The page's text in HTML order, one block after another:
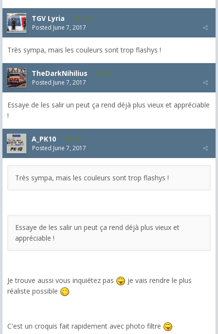
TGV Lyria 1,032
Posted June 7, 2017
Très sympa, mais les couleurs sont trop flashys !
TheDarkNihilius 354
Posted June 7, 2017
Essaye de les salir un peut ça rend déjà plus vieux et appréciable
!
A_PK10 509
Posted June 7, 2017
Très sympa, mais les couleurs sont trop flashys !
Essaye de les salir un peut ça rend déjà plus vieux et
appréciable !
Je trouve aussi vous inquiétez pas
je vais rendre le plus
réaliste possible
C'est un croquis fait rapidement avec photo filtre